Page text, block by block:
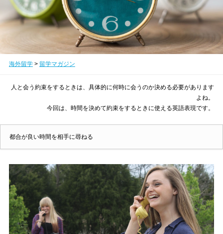
海外留学> 留学マガジン
人と会う約束をするときは、具体的に何時に会うのか決める必要があります
よね。
今回は、時間を決めて約束をするときに使える英語表現です。
都合が良い時間を相手に尋ねる